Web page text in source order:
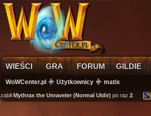
WIEŚCI GRA FORUM GILDIE
WoWCenter.pl Użytkownicy matix
Mythrax the Unraveler (Normal Uldir)po raz2 .